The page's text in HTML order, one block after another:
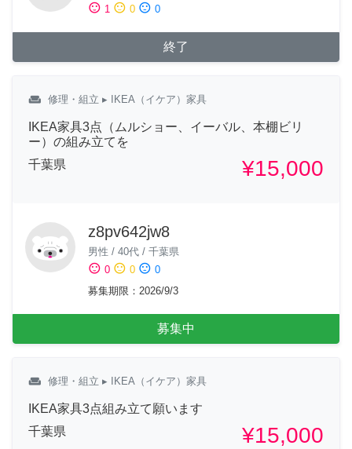
sentiment_satisfied 1 sentiment_neutral 0 sentiment_dissatisfied 0
終了
weekend 修理・組立 ▸ IKEA（イケア）家具
IKEA家具3点（ムルショー、イーバル、本棚ビリ
ー）の組み立てを
千葉県
¥15,000
z8pv642jw8
男性 / 40代 / 千葉県
sentiment_satisfied 0 sentiment_neutral 0 sentiment_dissatisfied 0
募集期限 ： 2026/9/3
募集中
weekend 修理・組立 ▸ IKEA（イケア）家具
IKEA家具3点組み立て願います
千葉県
¥15,000